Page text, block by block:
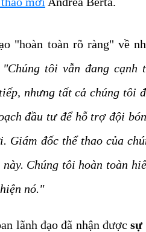
"hoàn toàn rõ ràng" về
"Chúng tôi vẫn đang
nhưng tất cả chúng tôi
đầu tư để hỗ trợ đội
đốc thể thao của
Chúng tôi hoàn toàn
nó."
lãnh đạo đã nhận đượcsự